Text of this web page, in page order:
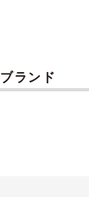
ブランド